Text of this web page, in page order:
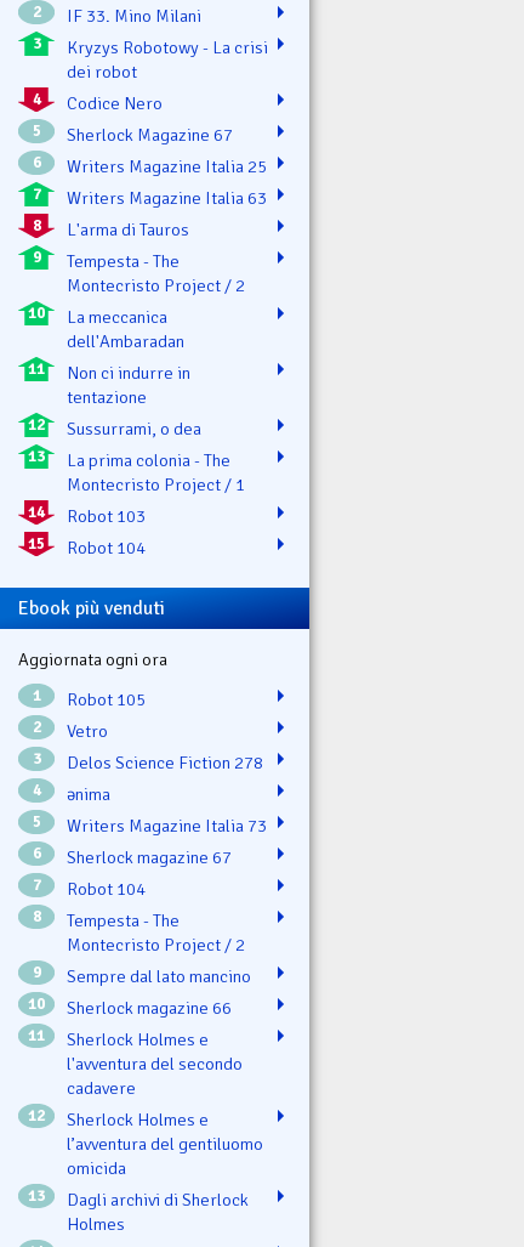
2 IF 33. Mino Milani
3
Kryzys Robotowy - La crisi
dei robot
4 Codice Nero
5 Sherlock Magazine 67
6 Writers Magazine Italia 25
7 Writers Magazine Italia 63
8 L'arma di Tauros
9
Tempesta - The
Montecristo Project / 2
10
La meccanica
dell'Ambaradan
11
Non ci indurre in
tentazione
12 Sussurrami, o dea
13
La prima colonia - The
Montecristo Project / 1
14 Robot 103
15 Robot 104
Ebook più venduti
Aggiornata ogni ora
1 Robot 105
2 Vetro
3 Delos Science Fiction 278
4 ənima
5 Writers Magazine Italia 73
6 Sherlock magazine 67
7 Robot 104
8
Tempesta - The
Montecristo Project / 2
9 Sempre dal lato mancino
10 Sherlock magazine 66
11
Sherlock Holmes e
l'avventura del secondo
cadavere
12
Sherlock Holmes e
l’avventura del gentiluomo
omicida
13
Dagli archivi di Sherlock
Holmes